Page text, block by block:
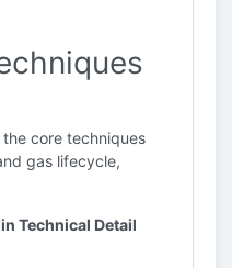
core techniques
gas lifecycle,
Technical Detail